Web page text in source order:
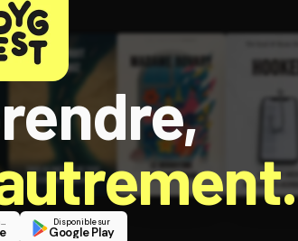
Télécharger dans Disponible sur
Google Play